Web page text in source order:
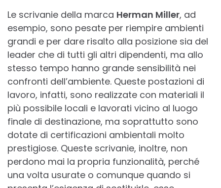
Le scrivanie della marca Herman Miller, ad
esempio, sono pesate per riempire ambienti
grandi e per dare risalto alla posizione sia del
leader che di tutti gli altri dipendenti, ma allo
stesso tempo hanno grande sensibilità nei
confronti dell’ambiente. Queste postazioni di
lavoro, infatti, sono realizzate con materiali il
più possibile locali e lavorati vicino al luogo
finale di destinazione, ma soprattutto sono
dotate di certificazioni ambientali molto
prestigiose. Queste scrivanie, inoltre, non
perdono mai la propria funzionalità, perché
una volta usurate o comunque quando si